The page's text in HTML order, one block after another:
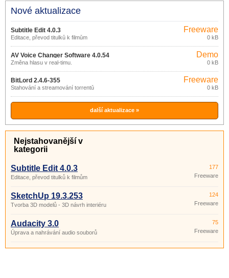
Nové aktualizace
Subtitle Edit 4.0.3
Editace, převod titulků k filmům
Freeware
0 kB
AV Voice Changer Software 4.0.54
Změna hlasu v real-timu.
Demo
0 kB
BitLord 2.4.6-355
Stahování a streamování torrentů
Freeware
0 kB
další aktualizace »
Nejstahovanější v
kategorii
Subtitle Edit 4.0.3
Editace, převod titulků k filmům
177
Freeware
SketchUp 19.3.253
Tvorba 3D modelů - 3D návrh interiéru
124
Freeware
Audacity 3.0
Úprava a nahrávání audio souborů
75
Freeware